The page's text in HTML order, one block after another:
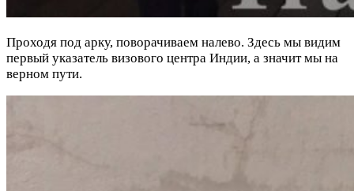
Проходя под арку, поворачиваем налево. Здесь мы видим
первый указатель визового центра Индии, а значит мы на
верном пути.